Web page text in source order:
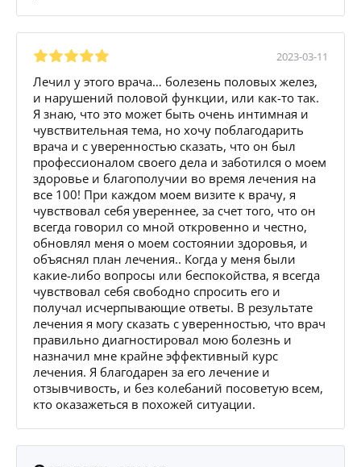
2023-03-11
Лечил у этого врача… болезень половых желез,
и нарушений половой функции, или как-то так.
Я знаю, что это может быть очень интимная и
чувствительная тема, но хочу поблагодарить
врача и с уверенностью сказать, что он был
профессионалом своего дела и заботился о моем
здоровье и благополучии во время лечения на
все 100! При каждом моем визите к врачу, я
чувствовал себя увереннее, за счет того, что он
всегда говорил со мной откровенно и честно,
обновлял меня о моем состоянии здоровья, и
объяснял план лечения.. Когда у меня были
какие-либо вопросы или беспокойства, я всегда
чувствовал себя свободно спросить его и
получал исчерпывающие ответы. В результате
лечения я могу сказать с уверенностью, что врач
правильно диагностировал мою болезнь и
назначил мне крайне эффективный курс
лечения. Я благодарен за его лечение и
отзывчивость, и без колебаний посоветую всем,
кто оказажеться в похожей ситуации.